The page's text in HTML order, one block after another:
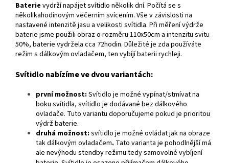
Baterie vydrží napájet svítidlo několik dní. Počítá se s
několikahodinovým večerním svícením. Vše v závislosti na
nastavené intenzitě jasu a velikosti svítidla. Při měření výdrže
baterie jsme použili obraz o rozměru 110x50cm a intenzitu svitu
50%, baterie vydržela cca 72hodin. Důležité je zda používáte
režim s dálkovým ovladačem, ten vybíjí baterii rychleji.
Svítidlo nabízíme ve dvou variantách:
první možnost: Svítidlo je možné vypínat/stmívat na
boku svítidla, svítidlo je dodávané bez dálkového
ovladače. Tuto variantu doporučujeme pokud je prioritou
výdrž baterie.
druhá možnost: svítidlo je možné ovládat jak na obraze
tak dálkovým ovladačem. Tato varianta je pohodlnější má
ale nevýhodu stendby režimu tedy samovolné vybíjení